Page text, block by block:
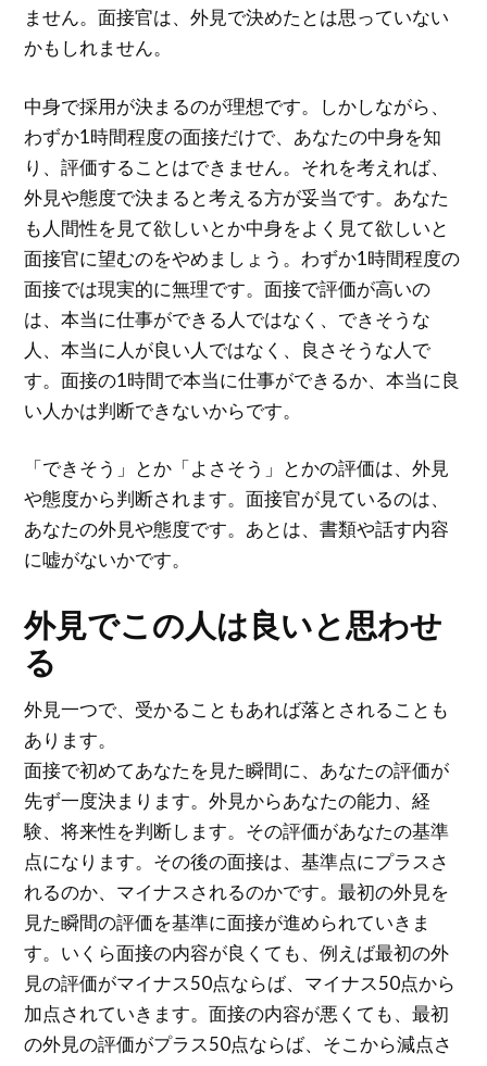
ません。面接官は、外見で決めたとは思っていない
かもしれません。
中身で採用が決まるのが理想です。しかしながら、
わずか1時間程度の面接だけで、あなたの中身を知
り、評価することはできません。それを考えれば、
外見や態度で決まると考える方が妥当です。あなた
も人間性を見て欲しいとか中身をよく見て欲しいと
面接官に望むのをやめましょう。わずか1時間程度の
面接では現実的に無理です。面接で評価が高いの
は、本当に仕事ができる人ではなく、できそうな
人、本当に人が良い人ではなく、良さそうな人で
す。面接の1時間で本当に仕事ができるか、本当に良
い人かは判断できないからです。
「できそう」とか「よさそう」とかの評価は、外見
や態度から判断されます。面接官が見ているのは、
あなたの外見や態度です。あとは、書類や話す内容
に嘘がないかです。
外見でこの人は良いと思わせ
る
外見一つで、受かることもあれば落とされることも
あります。
面接で初めてあなたを見た瞬間に、あなたの評価が
先ず一度決まります。外見からあなたの能力、経
験、将来性を判断します。その評価があなたの基準
点になります。その後の面接は、基準点にプラスさ
れるのか、マイナスされるのかです。最初の外見を
見た瞬間の評価を基準に面接が進められていきま
す。いくら面接の内容が良くても、例えば最初の外
見の評価がマイナス50点ならば、マイナス50点から
加点されていきます。面接の内容が悪くても、最初
の外見の評価がプラス50点ならば、そこから減点さ